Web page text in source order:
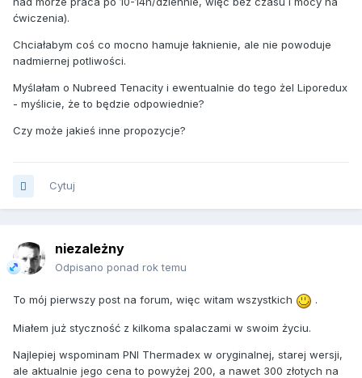
ćwiczenia).
Chciałabym coś co mocno hamuje łaknienie, ale nie powoduje
nadmiernej potliwości.
Myślałam o Nubreed Tenacity i ewentualnie do tego żel Liporedux
- myślicie, że to będzie odpowiednie?
Czy może jakieś inne propozycje?
Cytuj
niezależny
Odpisano ponad rok temu
To mój pierwszy post na forum, więc witam wszystkich .
Miałem już styczność z kilkoma spalaczami w swoim życiu.
Najlepiej wspominam PNI Thermadex w oryginalnej, starej wersji,
ale aktualnie jego cena to powyżej 200, a nawet 300 złotych na